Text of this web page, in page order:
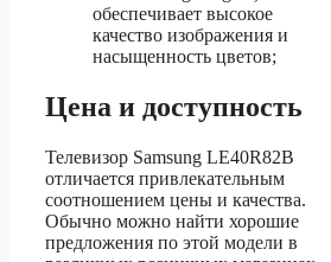
обеспечивает высокое
качество изображения и
насыщенность цветов;
Цена и доступность
Телевизор Samsung LE40R82B
отличается привлекательным
соотношением цены и качества.
Обычно можно найти хорошие
предложения по этой модели в